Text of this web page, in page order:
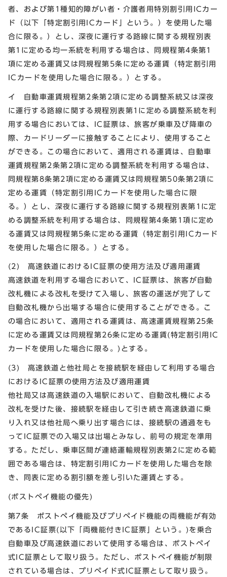
者、および第1種知的障がい者・介護者用特別割引用ICカー
ド（以下「特定割引用ICカード」という。）を使用した場
合に限る。）とし、深夜に運行する路線に関する規程別表
第1に定める均一系統を利用する場合は、同規程第4条第1
項に定める運賃又は同規程第5条に定める運賃（特定割引用
ICカードを使用した場合に限る。）とする。
イ 自動車運賃規程第2条第2項に定める調整系統又は深夜
に運行する路線に関する規程別表第1に定める調整系統を利
用する場合においては、IC証票は、旅客が乗車及び降車の
際、カードリーダーに接触することにより、使用すること
ができる。この場合において、適用される運賃は、自動車
運賃規程第2条第2項に定める調整系統を利用する場合は、
同規程第8条第2項に定める運賃又は同規程第50条第2項に
定める運賃（特定割引用ICカードを使用した場合に限
る。）とし、深夜に運行する路線に関する規程別表第1に定
める調整系統を利用する場合は、同規程第4条第1項に定め
る運賃又は同規程第5条に定める運賃（特定割引用ICカード
を使用した場合に限る。）とする。
(2) 高速鉄道におけるIC証票の使用方法及び適用運賃
高速鉄道を利用する場合において、IC証票は、旅客が自動
改札機による改札を受けて入場し、旅客の運送が完了して
自動改札機から出場する場合に使用することができる。こ
の場合において、適用される運賃は、高速運賃規程第25条
に定める運賃又は同規程第26条に定める運賃(特定割引用IC
カードを使用した場合に限る。)とする。
(3) 高速鉄道と他社局とを接続駅を経由して利用する場合
におけるIC証票の使用方法及び適用運賃
他社局又は高速鉄道の入場駅において、自動改札機による
改札を受けた後、接続駅を経由して引き続き高速鉄道に乗
り入れ又は他社局へ乗り出す場合には、接続駅の通過をも
ってIC証票での入場又は出場とみなし、前号の規定を準用
する。ただし、乗車区間が連絡運輸規程別表第2に定める範
囲である場合は、特定割引用ICカードを使用した場合を除
き、同表に定める割引額を差し引いた運賃とする。
(ポストペイ機能の優先)
第7条 ポストペイ機能及びプリペイド機能の両機能が有効
であるIC証票(以下「両機能付きIC証票」という。)を乗合
自動車及び高速鉄道において使用する場合は、ポストペイ
式IC証票として取り扱う。ただし、ポストペイ機能が制限
されている場合は、プリペイド式IC証票として取り扱う。